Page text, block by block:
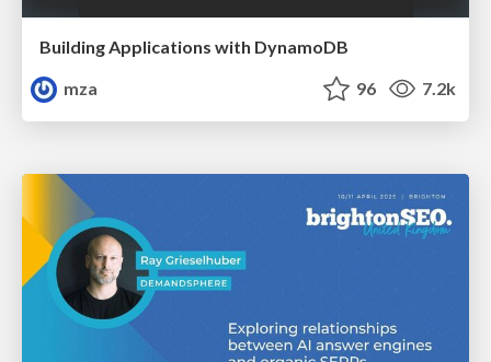
Building Applications with DynamoDB
mza
96 7.2k